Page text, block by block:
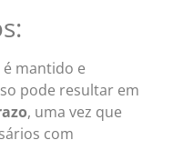
mantido e
pode resultar em
, uma vez que
com